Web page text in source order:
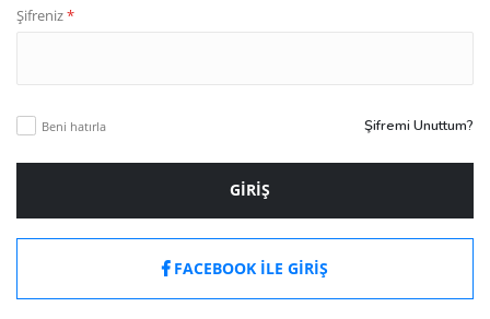
Şifreniz*
Beni hatırla Şifremi Unuttum?
GIRIŞ
FACEBOOK İLE GİRİŞ